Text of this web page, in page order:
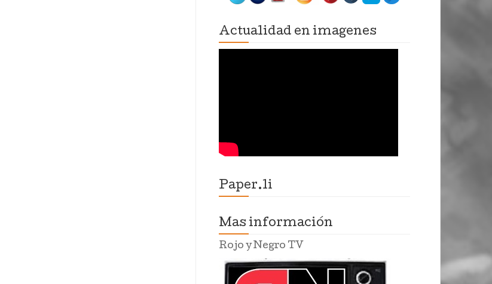
Actualidad en imagenes
Paper.li
Mas información
Rojo y Negro TV